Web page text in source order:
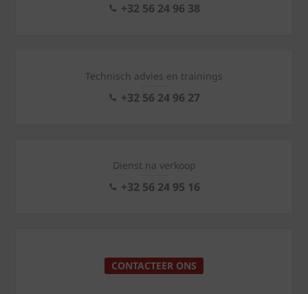
+32 56 24 96 38
Technisch advies en trainings
+32 56 24 96 27
Dienst na verkoop
+32 56 24 95 16
CONTACTEER ONS